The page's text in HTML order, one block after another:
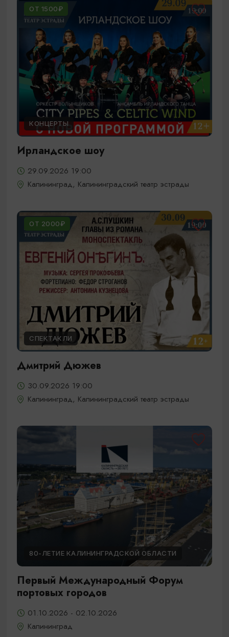
ОТ 1500₽
КОНЦЕРТЫ
Ирландское шоу
29.09.2026 19:00
Калининград, Калининградский театр эстрады
ОТ 2000₽
СПЕКТАКЛИ
Дмитрий Дюжев
30.09.2026 19:00
Калининград, Калининградский театр эстрады
80-ЛЕТИЕ КАЛИНИНГРАДСКОЙ ОБЛАСТИ
Первый Международный Форум
портовых городов
01.10.2026 - 02.10.2026
Калининград